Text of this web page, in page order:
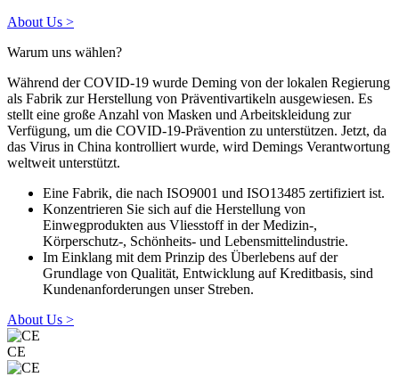
About Us >
Warum uns wählen?
Während der COVID-19 wurde Deming von der lokalen Regierung
als Fabrik zur Herstellung von Präventivartikeln ausgewiesen. Es
stellt eine große Anzahl von Masken und Arbeitskleidung zur
Verfügung, um die COVID-19-Prävention zu unterstützen. Jetzt, da
das Virus in China kontrolliert wurde, wird Demings Verantwortung
weltweit unterstützt.
Eine Fabrik, die nach ISO9001 und ISO13485 zertifiziert ist.
Konzentrieren Sie sich auf die Herstellung von
Einwegprodukten aus Vliesstoff in der Medizin-,
Körperschutz-, Schönheits- und Lebensmittelindustrie.
Im Einklang mit dem Prinzip des Überlebens auf der
Grundlage von Qualität, Entwicklung auf Kreditbasis, sind
Kundenanforderungen unser Streben.
About Us >
CE